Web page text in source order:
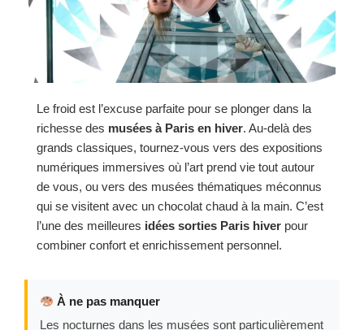
Le froid est l’excuse parfaite pour se plonger dans la
richesse des musées à Paris en hiver. Au-delà des
grands classiques, tournez-vous vers des expositions
numériques immersives où l’art prend vie tout autour
de vous, ou vers des musées thématiques méconnus
qui se visitent avec un chocolat chaud à la main. C’est
l’une des meilleures idées sorties Paris hiver pour
combiner confort et enrichissement personnel.
À ne pas manquer
Les nocturnes dans les musées sont particulièrement